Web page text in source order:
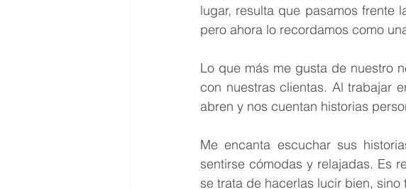
lugar, resulta que pasamos frente
pero ahora lo recordamos como
Lo que más me gusta de nuestro
con nuestras clientas. Al trabajar
abren y nos cuentan historias
Me encanta escuchar sus
sentirse cómodas y relajadas. Es
se trata de hacerlas lucir bien,